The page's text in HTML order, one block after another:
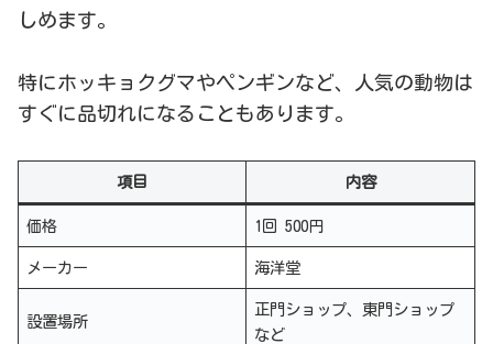
しめます。
特にホッキョクグマやペンギンなど、人気の動物は
すぐに品切れになることもあります。
項目 内容
価格 1回 500円
メーカー 海洋堂
設置場所
正門ショップ、東門ショップ
など